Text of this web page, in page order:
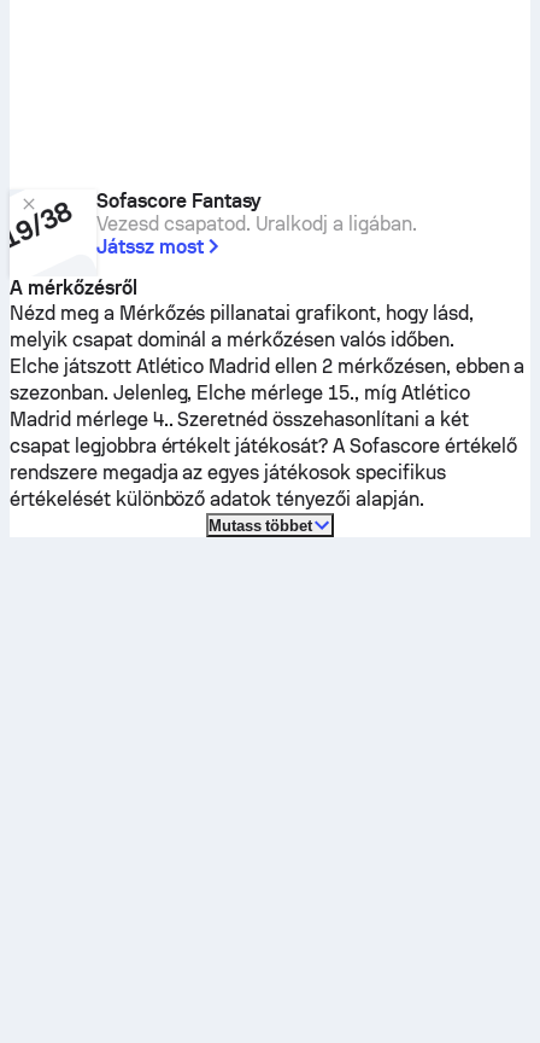
Sofascore Fantasy
Vezesd csapatod. Uralkodj a ligában.
Játssz most
A mérkőzésről
Nézd meg a Mérkőzés pillanatai grafikont, hogy lásd,
melyik csapat dominál a mérkőzésen valós időben.
Elchejátszott Atlético Madrid ellen 2 mérkőzésen, ebben a
szezonban. Jelenleg, Elche mérlege 15., míg Atlético
Madrid mérlege 4.. Szeretnéd összehasonlítani a két
csapat legjobbra értékelt játékosát? A Sofascore értékelő
rendszere megadja az egyes játékosok specifikus
értékelését különböző adatok tényezői alapján.
Mutass többet